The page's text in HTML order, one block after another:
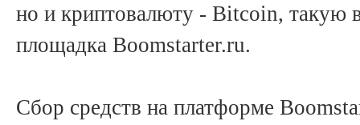
но и криптовалюту - Bitcoin, такую
площадка Boomstarter.ru.
Сбор средств на платформе